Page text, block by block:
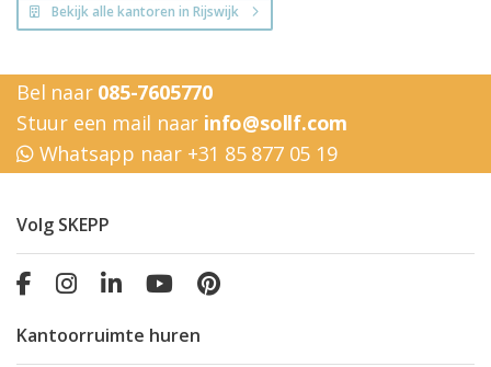
Bekijk alle kantoren in Rijswijk
Bel naar 085-7605770
Stuur een mail naar info@sollf.com
Whatsapp naar +31 85 877 05 19
Volg SKEPP
Kantoorruimte huren